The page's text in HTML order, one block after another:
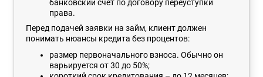
банковский счет по договору переуступки
права.
Перед подачей заявки на займ, клиент должен
понимать нюансы кредита без процентов:
размер первоначального взноса. Обычно он
варьируется от 30 до 50%;